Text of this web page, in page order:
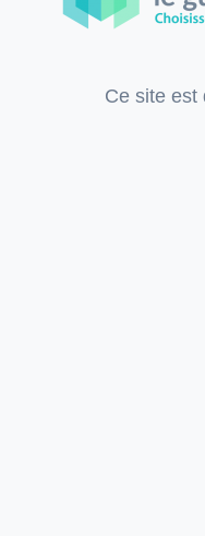
Ce site est